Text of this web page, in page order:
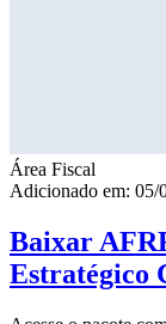
Área Fiscal
Adicionado em: 05/
Baixar
Estratégico